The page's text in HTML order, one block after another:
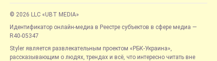
© 2026 LLC «UBT MEDIA»
Идентификатор онлайн-медиа в Реестре субъектов в сфере медиа —
R40-05347
Styler является развлекательным проектом «РБК-Украина»,
рассказывающим о людях, трендах и всё, что интересно читать вне